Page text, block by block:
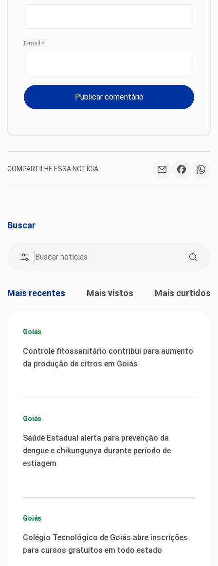
E-mail *
COMPARTILHE ESSA NOTÍCIA
Buscar
Mais recentes Mais vistos Mais curtidos
Goiás
Controle fitossanitário contribui para aumento
da produção de citros em Goiás
Goiás
Saúde Estadual alerta para prevenção da
dengue e chikungunya durante período de
estiagem
Goiás
Colégio Tecnológico de Goiás abre inscrições
para cursos gratuitos em todo estado